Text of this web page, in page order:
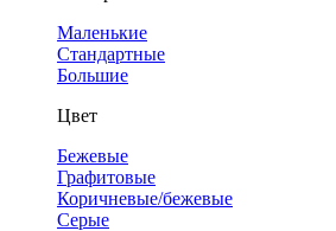
Маленькие
Стандартные
Большие
Цвет
Бежевые
Графитовые
Коричневые/бежевые
Серые